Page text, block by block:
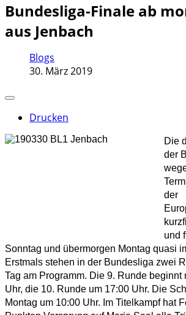
Bundesliga-Finale ab
aus Jenbach
Blogs
30. März 2019
Drucken
Die
der
der
und
Sonntag und übermorgen Montag quasi
Erstmals stehen in der Bundesliga zwei
Tag am Programm. Die 9. Runde beginnt
Uhr, die 10. Runde um 17:00 Uhr. Die
Montag um 10:00 Uhr. Im Titelkampf hat